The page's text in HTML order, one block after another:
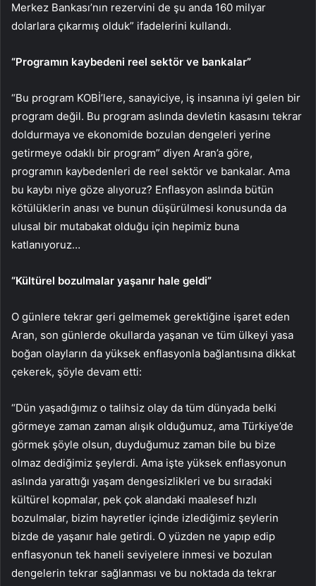
Merkez Bankası’nın rezervini de şu anda 160 milyar
dolarlara çıkarmış olduk” ifadelerini kullandı.
“Programın kaybedeni reel sektör ve bankalar”
“Bu program KOBİ’lere, sanayiciye, iş insanına iyi gelen bir
program değil. Bu program aslında devletin kasasını tekrar
doldurmaya ve ekonomide bozulan dengeleri yerine
getirmeye odaklı bir program” diyen Aran’a göre,
programın kaybedenleri de reel sektör ve bankalar. Ama
bu kaybı niye göze alıyoruz? Enflasyon aslında bütün
kötülüklerin anası ve bunun düşürülmesi konusunda da
ulusal bir mutabakat olduğu için hepimiz buna
katlanıyoruz…
“Kültürel bozulmalar yaşanır hale geldi”
O günlere tekrar geri gelmemek gerektiğine işaret eden
Aran, son günlerde okullarda yaşanan ve tüm ülkeyi yasa
boğan olayların da yüksek enflasyonla bağlantısına dikkat
çekerek, şöyle devam etti:
“Dün yaşadığımız o talihsiz olay da tüm dünyada belki
görmeye zaman zaman alışık olduğumuz, ama Türkiye’de
görmek şöyle olsun, duyduğumuz zaman bile bu bize
olmaz dediğimiz şeylerdi. Ama işte yüksek enflasyonun
aslında yarattığı yaşam dengesizlikleri ve bu sıradaki
kültürel kopmalar, pek çok alandaki maalesef hızlı
bozulmalar, bizim hayretler içinde izlediğimiz şeylerin
bizde de yaşanır hale getirdi. O yüzden ne yapıp edip
enflasyonun tek haneli seviyelere inmesi ve bozulan
dengelerin tekrar sağlanması ve bu noktada da tekrar